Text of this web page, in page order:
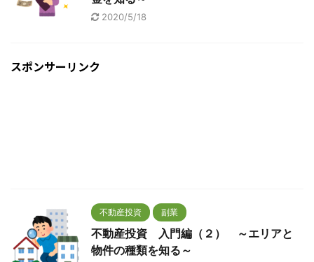
2020/5/18
スポンサーリンク
不動産投資 副業
不動産投資 入門編（２） ～エリアと
物件の種類を知る～